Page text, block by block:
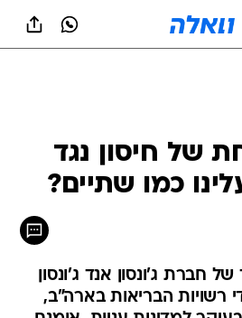
של חיסון נגד
כמו שתיים?
של חברת ג'ונסון אנד ג'ונסון
רשויות הבריאות בארה"ב,